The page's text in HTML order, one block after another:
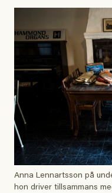
Anna Lennartsson på
hon driver tillsammans